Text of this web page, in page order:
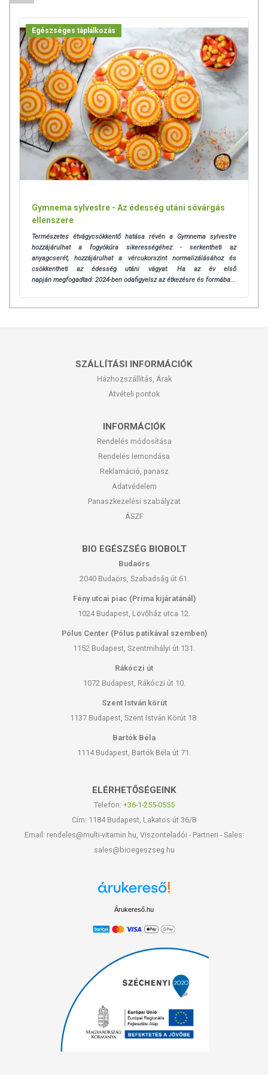
rendelkezhetnek, amely egyénenként eltérő lehet, jelölésük,
megjelenítésük, és reklámozásuk során nem engedélyezett a
készítményeknek betegséget megelőző vagy gyógyító hatást
tulajdonítani.
A termék nem helyettesíti a kiegyensúlyozott, vegyes étrendet és az
egészséges életmódot! A termék nem gyógyít betegségeket! A termék
nem az orvosi kezelés helyettesítésére alkalmas! Betegség esetén
használatát beszélje meg kezelőorvosával. Az ajánlott napi
fogyasztási mennyiséget ne lépje túl! Ne szedje a készítményt, ha az
összetevők bármelyikére érzékeny vagy allergiás! Kisgyermektől
elzárva tartandó!
Egészséges táplálkozás
Gymnema sylvestre - Az édesség utáni sóvárgás
ellenszere
Természetes étvágycsökkentő hatása révén a Gymnema sylvestre
hozzájárulhat a fogyókúra sikerességéhez - serkentheti az
anyagcserét, hozzájárulhat a vércukorszint normalizálásához és
csökkentheti az édesség utáni vágyat. Ha az év első
napján megfogadtad: 2024-ben odafigyelsz az étkezésre és formába...
SZÁLLÍTÁSI INFORMÁCIÓK
Házhozszállítás, Árak
Átvételi pontok
INFORMÁCIÓK
Rendelés módosítása
Rendelés lemondása
Reklamáció, panasz
Adatvédelem
Panaszkezelési szabályzat
ÁSZF
BIO EGÉSZSÉG BIOBOLT
Budaörs
2040 Budaörs, Szabadság út 61.
Fény utcai piac (Príma kijáratánál)
1024 Budapest, Lövőház utca 12.
Pólus Center (Pólus patikával szemben)
1152 Budapest, Szentmihályi út 131.
Rákóczi út
1072 Budapest, Rákóczi út 10.
Szent István körút
1137 Budapest, Szent István Körút 18.
Bartók Béla
1114 Budapest, Bartók Béla út 71.
ELÉRHETŐSÉGEINK
Telefon: +36-1-255-0555
Cím: 1184 Budapest, Lakatos út 36/B
Email: rendeles@multi-vitamin.hu, Viszonteladói - Partneri - Sales:
sales@bioegeszseg.hu
Árukereső.hu